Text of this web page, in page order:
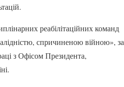
реабілітаційних команд
спричиненою війною», за
з Офісом Президента,